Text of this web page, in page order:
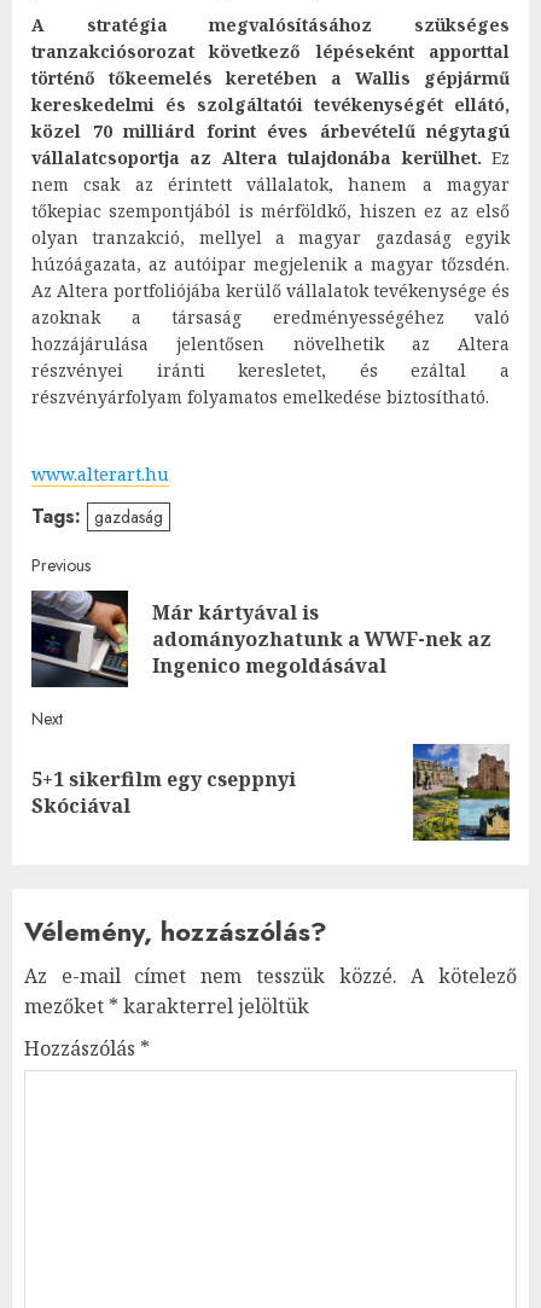
A stratégia megvalósításához szükséges
tranzakciósorozat következő lépéseként apporttal
történő tőkeemelés keretében a Wallis gépjármű
kereskedelmi és szolgáltatói tevékenységét ellátó,
közel 70 milliárd forint éves árbevételű négytagú
vállalatcsoportja az Altera tulajdonába kerülhet. Ez
nem csak az érintett vállalatok, hanem a magyar
tőkepiac szempontjából is mérföldkő, hiszen ez az első
olyan tranzakció, mellyel a magyar gazdaság egyik
húzóágazata, az autóipar megjelenik a magyar tőzsdén.
Az Altera portfoliójába kerülő vállalatok tevékenysége és
azoknak a társaság eredményességéhez való
hozzájárulása jelentősen növelhetik az Altera
részvényei iránti keresletet, és ezáltal a
részvényárfolyam folyamatos emelkedése biztosítható.
www.alterart.hu
Tags: gazdaság
Post
navigation
Previous
Már kártyával is
adományozhatunk a WWF-nek az
Ingenico megoldásával
Next
Next
post:
5+1 sikerfilm egy cseppnyi
Skóciával
Vélemény, hozzászólás?
Az e-mail címet nem tesszük közzé. A kötelező
mezőket * karakterrel jelöltük
Hozzászólás *